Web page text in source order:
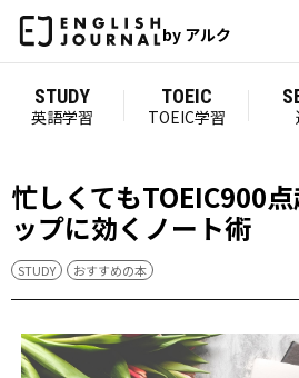
by アルク
STUDY
英語学習
TOEIC
TOEIC学習
忙しくてもTOEIC900
ップに効くノート術
STUDY おすすめの本